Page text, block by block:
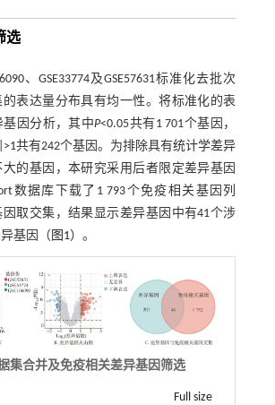
选
、GSE33774及GSE57631标准化去批次
表达量分布具有均一性。将标准化的表
因分析，其中P<0.05共有1 701个基因，
共有242个基因。为排除具有统计学差异
的基因，本研究采用后者限定差异基因
数据库下载了1 793个免疫相关基因列
取交集，结果显示差异基因中有41个涉
基因（ 图1）。
集合并及免疫相关差异基因筛选
Full size